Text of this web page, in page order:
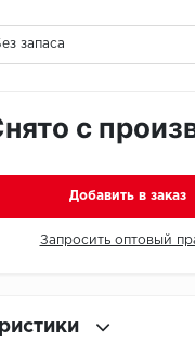
запаса
с
Добавить в заказ
Запросить оптовый